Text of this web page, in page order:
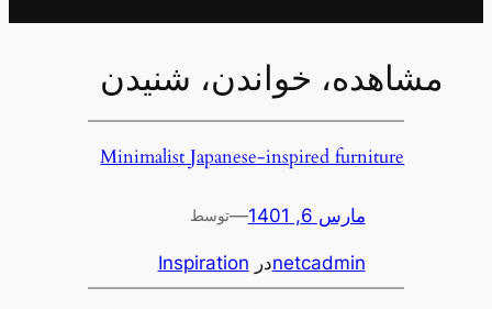
مشاهده، خواندن، شنیدن
Minimalist Japanese-inspired furniture
مارس 6, 1401 —توسط
netcadminدر Inspiration